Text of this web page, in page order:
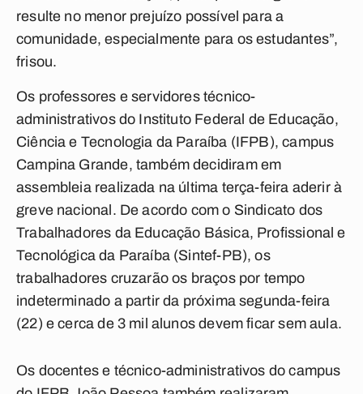
resulte no menor prejuízo possível para a
comunidade, especialmente para os estudantes”,
frisou.
Os professores e servidores técnico-
administrativos do Instituto Federal de Educação,
Ciência e Tecnologia da Paraíba (IFPB), campus
Campina Grande, também decidiram em
assembleia realizada na última terça-feira aderir à
greve nacional. De acordo com o Sindicato dos
Trabalhadores da Educação Básica, Profissional e
Tecnológica da Paraíba (Sintef-PB), os
trabalhadores cruzarão os braços por tempo
indeterminado a partir da próxima segunda-feira
(22) e cerca de 3 mil alunos devem ficar sem aula.
Os docentes e técnico-administrativos do campus